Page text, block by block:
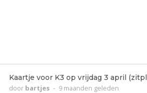
Kaartje voor K3 op vrijdag 3 april
door bartjes - 9 maanden geleden